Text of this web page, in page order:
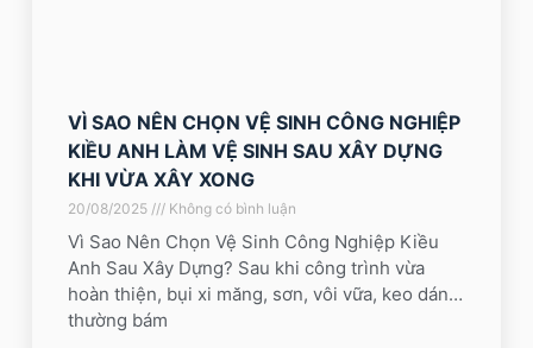
VÌ SAO NÊN CHỌN VỆ SINH CÔNG NGHIỆP
KIỀU ANH LÀM VỆ SINH SAU XÂY DỰNG
KHI VỪA XÂY XONG
20/08/2025 Không có bình luận
Vì Sao Nên Chọn Vệ Sinh Công Nghiệp Kiều
Anh Sau Xây Dựng? Sau khi công trình vừa
hoàn thiện, bụi xi măng, sơn, vôi vữa, keo dán…
thường bám